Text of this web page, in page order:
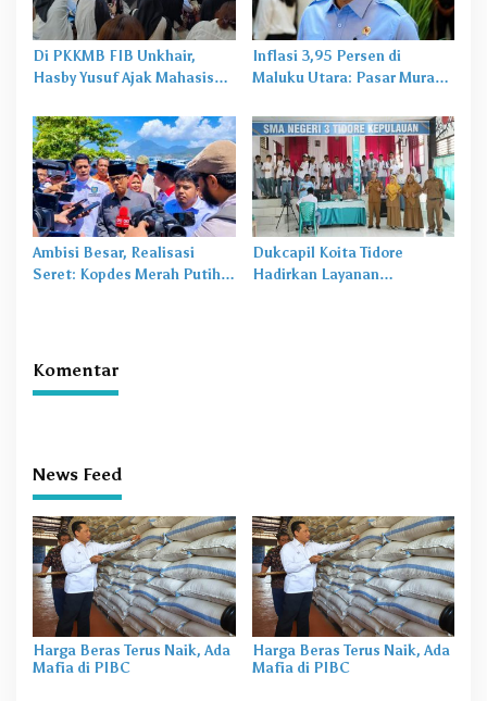
Di PKKMB FIB Unkhair,
Hasby Yusuf Ajak Mahasiswa
Budaya dan Literasi
Inflasi 3,95 Persen di
Maluku Utara: Pasar Murah
Masalah Baru
Ambisi Besar, Realisasi
Seret: Kopdes Merah Putih
Dukcapil Koita Tidore
Hadirkan Layanan
Komentar
News Feed
Harga Beras Terus Naik, Ada
Mafia di PIBC
Harga Beras Terus Naik, Ada
Mafia di PIBC